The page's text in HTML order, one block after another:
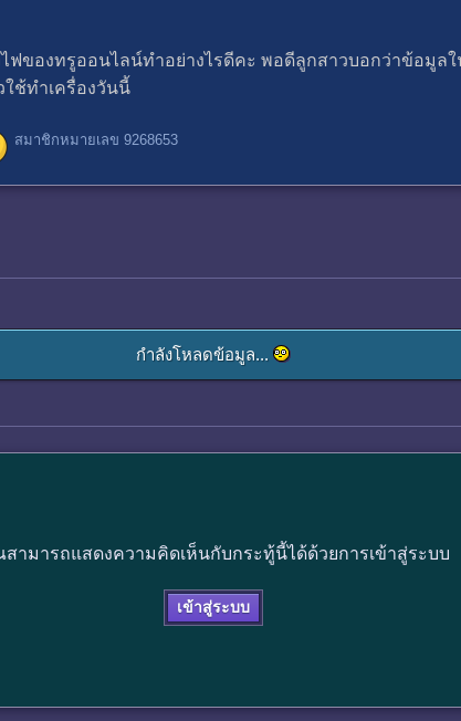
ของทรูออนไลน์ทำอย่างไรดีคะ พอดีลูกสาวบอกว่าข้อมูลใน
ช้ทำเครื่องวันนี้
สมาชิกหมายเลข 9268653
กำลังโหลดข้อมูล...
ามารถแสดงความคิดเห็นกับกระทู้นี้ได้ด้วยการเข้าสู่ระบบ
เข้าสู่ระบบ